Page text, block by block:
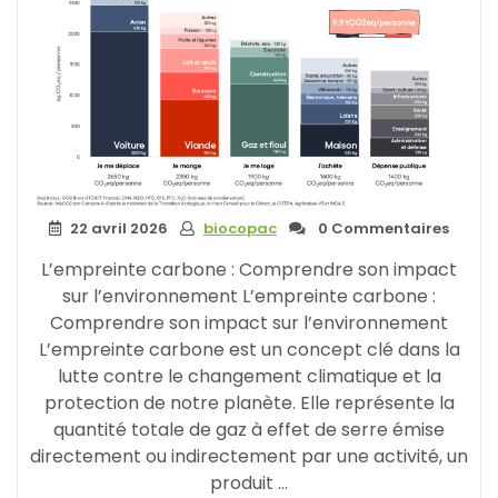
vers
avenir
connecté »
22 avril 2026 biocopac 0 Commentaires
L’empreinte carbone : Comprendre son impact
sur l’environnement L’empreinte carbone :
Comprendre son impact sur l’environnement
L’empreinte carbone est un concept clé dans la
lutte contre le changement climatique et la
protection de notre planète. Elle représente la
quantité totale de gaz à effet de serre émise
directement ou indirectement par une activité, un
produit …